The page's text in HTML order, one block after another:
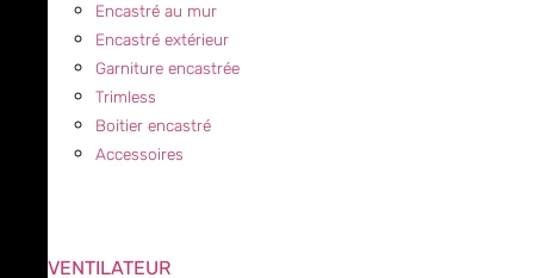
Encastré au mur
Encastré extérieur
Garniture encastrée
Trimless
Boitier encastré
Accessoires
VENTILATEUR